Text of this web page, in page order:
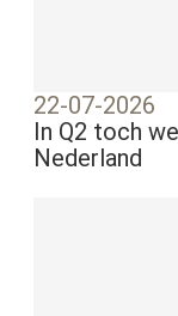
22-07-2026
In Q2 toch
Nederland